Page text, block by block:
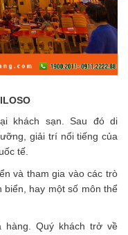
khách sạn. Sau đó di
giải trí nổi tiếng của
tế.
và tham gia vào các trò
hay một số môn thể
Quý khách trở về